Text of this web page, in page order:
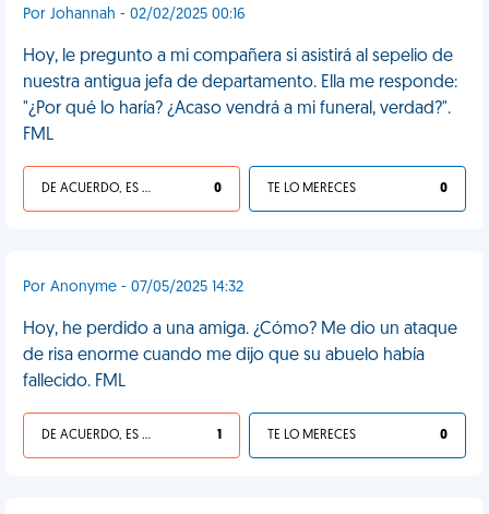
Por Johannah - 02/02/2025 00:16
Hoy, le pregunto a mi compañera si asistirá al sepelio de
nuestra antigua jefa de departamento. Ella me responde:
"¿Por qué lo haría? ¿Acaso vendrá a mi funeral, verdad?".
FML
DE ACUERDO, ES UNA VIDA HP 0 TE LO MERECES 0
Por Anonyme - 07/05/2025 14:32
Hoy, he perdido a una amiga. ¿Cómo? Me dio un ataque
de risa enorme cuando me dijo que su abuelo había
fallecido. FML
DE ACUERDO, ES UNA VIDA HP 1 TE LO MERECES 0